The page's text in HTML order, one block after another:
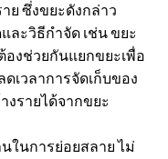
ย ซึ่งขยะดังกล่าว
ละวิธีกำจัด เช่น ขยะ
องช่วยกันแยกขยะเพื่อ
เวลาการจัดเก็บของ
งรายได้จากขยะ
ในการย่อยสลาย ไม่